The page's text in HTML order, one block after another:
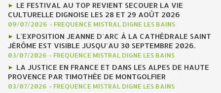
LE FESTIVAL AU TOP REVIENT SECOUER LA VIE
CULTURELLE DIGNOISE LES 28 ET 29 AOÛT 2026
09/07/2026 - FREQUENCE MISTRAL DIGNE LES BAINS
L'EXPOSITION JEANNE D'ARC À LA CATHÉDRALE SAINT
JÉRÔME EST VISIBLE JUSQU'AU 30 SEPTEMBRE 2026.
03/07/2026 - FREQUENCE MISTRAL DIGNE LES BAINS
LA JUSTICE EN FRANCE ET DANS LES ALPES DE HAUTE
PROVENCE PAR TIMOTHÉE DE MONTGOLFIER
03/07/2026 - FREQUENCE MISTRAL DIGNE LES BAINS